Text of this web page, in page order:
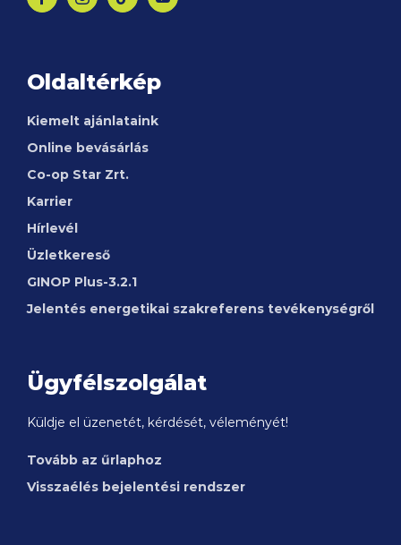
Oldaltérkép
Kiemelt ajánlataink
Online bevásárlás
Co-op Star Zrt.
Karrier
Hírlevél
Üzletkereső
GINOP Plus-3.2.1
Jelentés energetikai szakreferens tevékenységről
Ügyfélszolgálat
Küldje el üzenetét, kérdését, véleményét!
Tovább az űrlaphoz
Visszaélés bejelentési rendszer